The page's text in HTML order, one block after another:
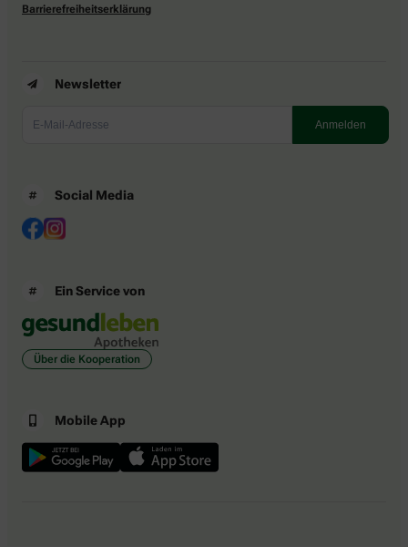
Barrierefreiheitserklärung
Newsletter
Social Media
Ein Service von
Über die Kooperation
Mobile App